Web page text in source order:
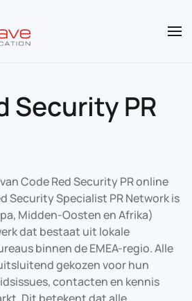
de inhoud gaan
Security PR
Code Red Security PR online
Security Specialist PRNetwork is
Midden-Oosten enAfrika)
dat bestaat uit lokale
binnende EMEA-regio.Alle
gekozen voor hun
,contacten en kennis